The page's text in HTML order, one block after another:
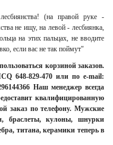
(на правой руке -
не ищу, на левой - лесбиянка,
на этих пальцах, не вводите
если вас не так поймут"
корзиной заказов.
648-829-470 или по e-mail:
Наш менеджер всегда
квалифицированную
заказ по телефону. Мужские
браслеты, кулоны, шнурки
титана, керамики теперь в